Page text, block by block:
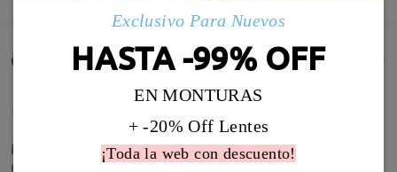
Comentarios de Clientes(25)
Muy buenas gafas, las compré graduadas de sol
(son las primeras de este tipo que tengo) y genial.
Exclusivo Para Nuevos
HASTA -99% OFF
EN MONTURAS
+ -20% Off Lentes
¡Toda la web con descuento!